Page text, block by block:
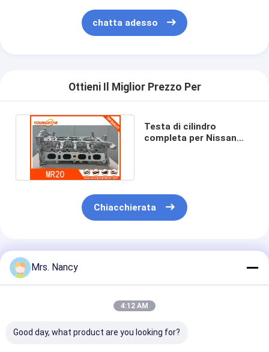
chatta adesso
Ottieni Il Miglior Prezzo Per
Testa di cilindro
completa per Nissan
Chiacchierata
Prodotti Raccomandati
Mrs. Nancy
4:12 AM
Good day, what product are you looking for?